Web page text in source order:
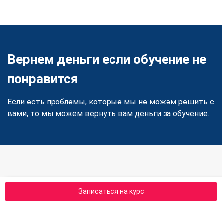
Записаться на курс
Вернем деньги если обучение не
понравится
Если есть проблемы, которые мы не можем решить с
вами, то мы можем вернуть вам деньги за обучение.
Что говорят выпускники о курсе